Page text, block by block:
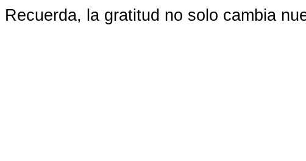
Recuerda, la gratitud no solo cambia